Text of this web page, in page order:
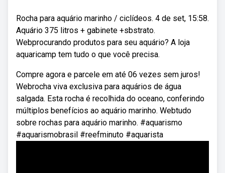
Rocha para aquário marinho / ciclídeos. 4 de set, 15:58.
Aquário 375 litros + gabinete +sbstrato.
Webprocurando produtos para seu aquário? A loja
aquaricamp tem tudo o que você precisa.
Compre agora e parcele em até 06 vezes sem juros!
Webrocha viva exclusiva para aquários de água
salgada. Esta rocha é recolhida do oceano, conferindo
múltiplos benefícios ao aquário marinho. Webtudo
sobre rochas para aquário marinho. #aquarismo
#aquarismobrasil #reefminuto #aquarista